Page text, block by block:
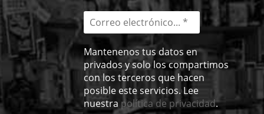
Mantenenos tus datos en
privados y solo los compartimos
con los terceros que hacen
posible este servicios. Lee
nuestra política de privacidad.